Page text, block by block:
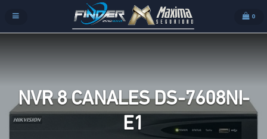
0
NVR 8 CANALES DS-7608NI-
E1